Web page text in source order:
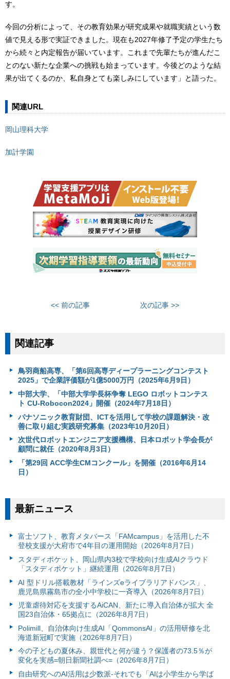
す。
今回の分析によって、その教育効果が研究成果や就職実績という数
値で見える形で実証できました。現在も2027年修了予定の学生たち
から続々と内定報告が届いています。これまで先輩たちが進んだこ
とのない新たな企業への挑戦も始まっています。今後どのような結
果が出てくるのか、私自身とても楽しみにしています」と語った。
関連URL
岡山理科大学
加計学園
<< 前の記事 次の記事 >>
関連記事
鳥羽商船高専、「第6回高専ディープラーニングコンテスト
2025」で企業評価額が1億5000万円（2025年6月9日）
中部大学、「中部大学学長杯争奪 LEGO ロボットコンテス
ト CU-Robocon2024」開催（2024年7月18日）
パナソニック教育財団、ICTを活用して学校の課題解決・改
善に取り組む実践研究募集（2023年10月20日）
次世代ロボットエンジニア支援機構、日本ロボット学会長が
顧問に就任（2020年8月3日）
「第29回 ACC学生CMコンクール」を開催（2016年6月14
日）
最新ニュース
富⼠ソフト、教育メタバース「FAMcampus」を活用した不
登校支援が大府市で4年目の運用開始（2026年8月7日）
スタディポケット、岡山県内3校で学校向け生成AIクラウド
「スタディポケット」継続運用（2026年8月7日）
AI 型ドリル搭載教材「ラインズeライブラリアドバンス」、
鹿児島県霧島市の全小中学校に一斉導入（2026年8月7日）
児童虐待対応を支援するAiCAN、新たに導入自治体が拡大 全
国23自治体・65拠点に（2026年8月7日）
Polimill、自治体向け生成AI「QommonsAI」の活用研修を北
海道新冠町で実施（2026年8月7日）
今の子どもの夏休み、親世代と何が違う？保護者の73.5％が
変化を実感=朝日新聞社調べ=（2026年8月7日）
自由研究へのAI活用は少数派-それでも「AIは小学生から学ば